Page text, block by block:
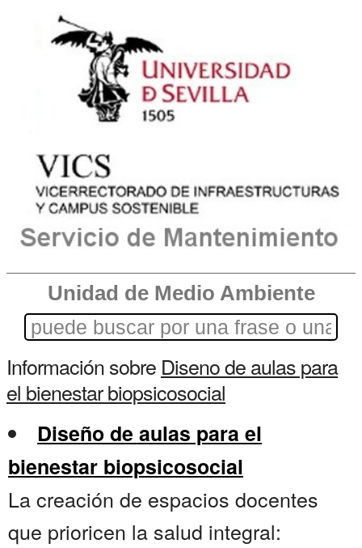
Unidad de Medio Ambiente
Información sobre Diseno de aulas para
el bienestar biopsicosocial
Diseño de aulas para el
bienestar biopsicosocial
La creación de espacios docentes
que prioricen la salud integral: